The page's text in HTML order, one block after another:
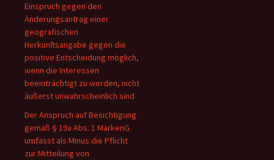
Einspruch gegen den
Änderungsantrag einer
geografischen
Herkunftsangabe gegen die
positive Entscheidung möglich,
wenn die Interessen
beeinträchtigt zu werden, nicht
äußerst unwahrscheinlich sind
Der Anspruch auf Besichtigung
gemäß § 19a Abs. 1 MarkenG
umfasst als Minus die Pflicht
zur Mitteilung von